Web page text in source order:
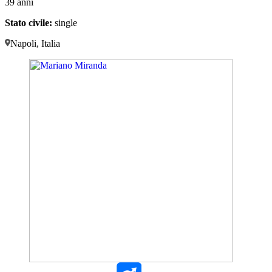
39 anni
Stato civile: single
Napoli, Italia